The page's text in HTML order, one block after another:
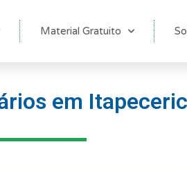
Material Gratuito
em